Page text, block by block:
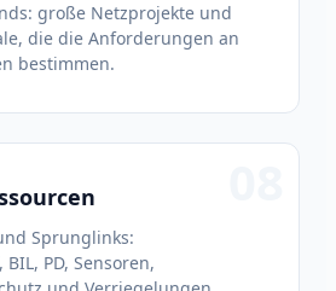
große Netzprojekte und
die die Anforderungen an
bestimmen.
Sprunglinks:
PD, Sensoren,